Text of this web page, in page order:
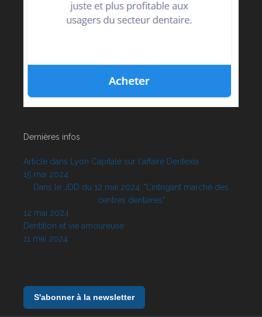
Dernières infos
Article dans Lyon Capitale sur l'affaire Dentexia
15 mai 2024
Dans le JDD du 12 mai 2024: "L’intrigant marché des
centres dentaires"
12 mai 2024
Dentition et vie amoureuse
11 mai 2024
S'abonner à la newsletter